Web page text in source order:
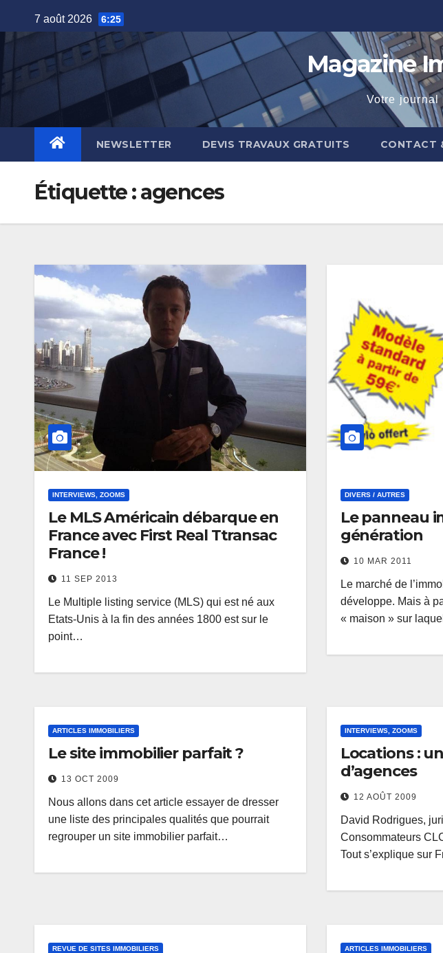
to
7 août 2026 6:25
Magazine
Votre journal
NEWSLETTER DEVIS TRAVAUX GRATUITS CONTACT
Étiquette :agences
INTERVIEWS, ZOOMS
Le MLS Américain débarque en
France avec First Real Ttransac
France !
11 SEP 2013
Le Multiple listing service (MLS) qui est né aux
Etats-Unis à la fin des années 1800 est sur le
point…
DIVERS / AUTRES
Le panneau
génération
10 MAR 2011
Le marché de
développe. Mais à
« maison » sur
ARTICLES IMMOBILIERS
Le site immobilier parfait ?
13 OCT 2009
Nous allons dans cet article essayer de dresser
une liste des principales qualités que pourrait
regrouper un site immobilier parfait…
INTERVIEWS, ZOOMS
Locations :
d’agences
12 AOÛT 2009
David Rodrigues,
Consommateurs
Tout s’explique sur
REVUE DE SITES IMMOBILIERS ARTICLES IMMOBILIERS